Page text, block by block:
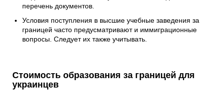
перечень документов.
Условия поступления в высшие учебные заведения за
границей часто предусматривают и иммиграционные
вопросы. Следует их также учитывать.
Стоимость образования за границей для
украинцев